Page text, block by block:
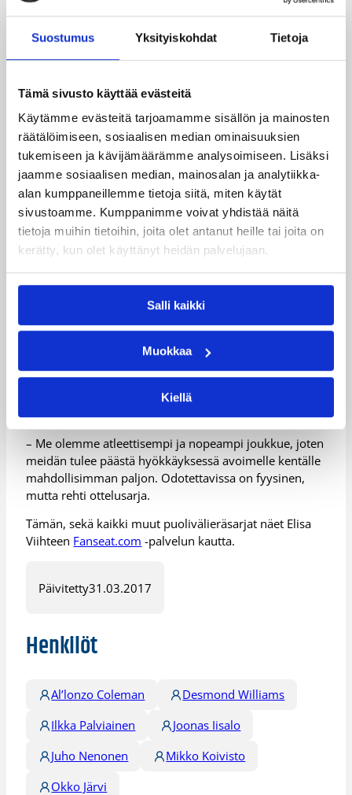
Suostumus Yksityiskohdat Tietoja
Tämä sivusto käyttää evästeitä
Käytämme evästeitä tarjoamamme sisällön ja mainosten
räätälöimiseen, sosiaalisen median ominaisuuksien
tukemiseen ja kävijämäärämme analysoimiseen. Lisäksi
jaamme sosiaalisen median, mainosalan ja analytiikka-
alan kumppaneillemme tietoja siitä, miten käytät
sivustoamme. Kumppanimme voivat yhdistää näitä
tietoja muihin tietoihin, joita olet antanut heille tai joita on
kerätty, kun olet käyttänyt heidän palvelujaan.
Salli kaikki
Muokkaa
Kiellä
tuovat tulivoimaa takakentältä.
Leveän materiaalin joukkue ei kuitenkaan omaa liikaa
pelaajia, jotka olisivat taistelleet itsensä
suurilta osin uusiutunut, mutta edellisen kevään
puolivälierätappio Kouvoille muistuttaa varmasti
olemassaolostaan niin kauan, kunnes ottelusarjan
voittaja on selvillä.
Ottelusarjan aikana seurattaviin pelillisiin seikkoihin
lukeutuu, pystyykö Pyrintö aiheuttamaan kokonsa
avulla ongelmia Vilppaan hieman senttimetreissä
tasoitusta antavalle etukentälle. Vastaavasti Vilppaan
urheilullisuus ja erityisesti takamies Statenin vauhti
aiheuttamaan paljon harmaita hiuksia tamperelaisille.
– Vihdoin päästään playoffien makuun. Vastaan
asettuu Pyrintö, jolta löytyy kokemusta, taitoa, kokoa
ja laadukas valmennus. Molemmat joukkueet
puolustavat parhaimmillaan erinomaisesti ja
avainasemassa onkin, kumpi pystyy ottamaan toiselta
enemmän vahvuuksia pois, toteaa Vilppaan
päävalmentaja Joonas Iisalo.
– Me olemme atleettisempi ja nopeampi joukkue, joten
meidän tulee päästä hyökkäyksessä avoimelle kentälle
mahdollisimman paljon. Odotettavissa on fyysinen,
mutta rehti ottelusarja.
Tämän, sekä kaikki muut puolivälieräsarjat näet Elisa
Viihteen Fanseat.com -palvelun kautta.
Päivitetty31.03.2017
Henkilöt
Al’lonzo Coleman
Desmond Williams
Ilkka Palviainen
Joonas Iisalo
Juho Nenonen
Mikko Koivisto
Okko Järvi